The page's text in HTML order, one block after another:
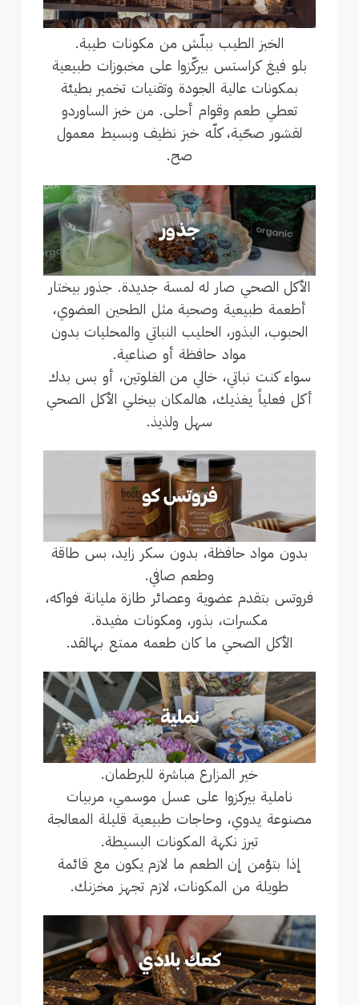
الخبز الطيب ببلّش من مكونات طيبة.
بلو فيغ كراستس بيركّزوا على مخبوزات طبيعية
بمكونات عالية الجودة وتقنيات تخمير بطيئة
تعطي طعم وقوام أحلى. من خبز الساوردو
لقشور صحّية، كلّه خبز نظيف وبسيط معمول
صح.
الأكل الصحي صار له لمسة جديدة. جذور بيختار
أطعمة طبيعية وصحية مثل الطحين العضوي،
الحبوب، البذور، الحليب النباتي والمحليات بدون
مواد حافظة أو صناعية.
سواء كنت نباتي، خالي من الغلوتين، أو بس بدك
أكل فعلياً يغذيك، هالمكان بيخلي الأكل الصحي
سهل ولذيذ.
بدون مواد حافظة، بدون سكر زايد، بس طاقة
وطعم صافي.
فروتس بتقدم عضوية وعصائر طازة مليانة فواكه،
مكسرات، بذور، ومكونات مفيدة.
الأكل الصحي ما كان طعمه ممتع بهالقد.
خير المزارع مباشرة للبرطمان.
ناملية بيركزوا على عسل موسمي، مربيات
مصنوعة يدوي، وحاجات طبيعية قليلة المعالجة
تبرز نكهة المكونات البسيطة.
إذا بتؤمن إن الطعم ما لازم يكون مع قائمة
طويلة من المكونات، لازم تجهز مخزنك.